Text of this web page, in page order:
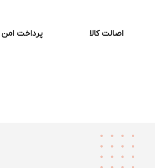
اصالت کالا پرداخت امن